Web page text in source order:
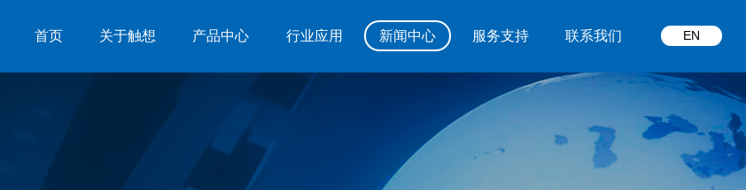
EN
首页 关于触想 产品中心 行业应用 新闻中心 服务支持 联系我们